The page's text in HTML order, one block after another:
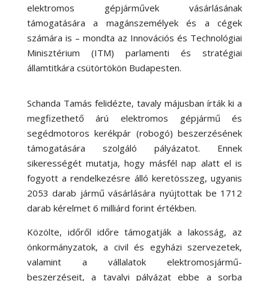
elektromos gépjárművek vásárlásának
támogatására a magánszemélyek és a cégek
számára is – mondta az Innovációs és Technológiai
Minisztérium (ITM) parlamenti és stratégiai
államtitkára csütörtökön Budapesten.
Schanda Tamás felidézte, tavaly májusban írták ki a
megfizethető árú elektromos gépjármű és
segédmotoros kerékpár (robogó) beszerzésének
támogatására szolgáló pályázatot. Ennek
sikerességét mutatja, hogy másfél nap alatt el is
fogyott a rendelkezésre álló keretösszeg, ugyanis
2053 darab jármű vásárlására nyújtottak be 1712
darab kérelmet 6 milliárd forint értékben.
Közölte, időről időre támogatják a lakosság, az
önkormányzatok, a civil és egyházi szervezetek,
valamint a vállalatok elektromosjármű-
beszerzéseit, a tavalyi pályázat ebbe a sorba